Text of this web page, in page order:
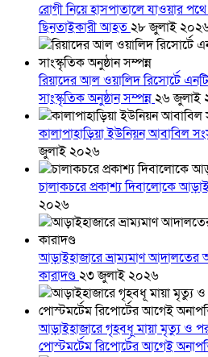
রোগী নিয়ে হাসপাতালে যাওয়ার
ছিনতাইকারী আহত২৮ জুলাই
রিয়াদের আল ওয়ালিদ রিসোর্টে
সাংস্কৃতিক অনুষ্ঠান সম্পন্ন২৬ জুলাই
কালাপাহাড়িয়া ইউনিয়ন আবাবিল
জুলাই ২০২৬
চালাকচরে প্রকাশ্য দিবালোকে
২০২৬
আড়াইহাজারে ভ্রাম্যমাণ আদালতের
কারাদণ্ড২৩ জুলাই ২০২৬
আড়াইহাজারে গৃহবধূ মায়া মৃত্যু ও
পোস্টমর্টেম রিপোর্টের আগেই